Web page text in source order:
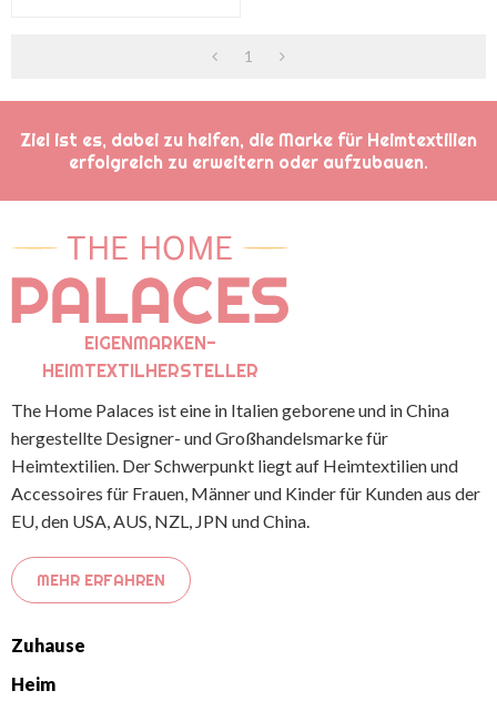
1
Ziel ist es, dabei zu helfen, die Marke für Heimtextilien
erfolgreich zu erweitern oder aufzubauen.
EIGENMARKEN-
HEIMTEXTILHERSTELLER
The Home Palaces ist eine in Italien geborene und in China
hergestellte Designer- und Großhandelsmarke für
Heimtextilien. Der Schwerpunkt liegt auf Heimtextilien und
Accessoires für Frauen, Männer und Kinder für Kunden aus der
EU, den USA, AUS, NZL, JPN und China.
MEHR ERFAHREN
Zuhause
Heim